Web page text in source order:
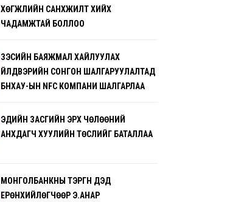
ХӨГЖЛИЙН САНХҮҮЖИЛТ ХИЙХ
ЧАДАМЖТАЙ БОЛЛОО
ЗЭСИЙН БАЯЖМАЛ ХАЙЛУУЛАХ
ҮЙЛДВЭРИЙН СОНГОН ШАЛГАРУУЛАЛТАД
БНХАУ-ЫН NFC КОМПАНИ ШАЛГАРЛАА
ЭДИЙН ЗАСГИЙН ЭРХ ЧӨЛӨӨНИЙ
АНХДАГЧ ХУУЛИЙН ТӨСЛИЙГ БАТАЛЛАА
МОНГОЛБАНКНЫ ТЭРГҮҮН ДЭД
ЕРӨНХИЙЛӨГЧӨӨР Э.АНАР